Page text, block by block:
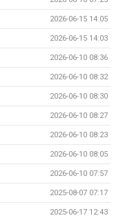
2026-06-15 14:05
2026-06-15 14:03
2026-06-10 08:36
2026-06-10 08:32
2026-06-10 08:30
2026-06-10 08:27
2026-06-10 08:23
2026-06-10 08:05
2026-06-10 07:57
2025-08-07 07:17
2025-06-17 12:43